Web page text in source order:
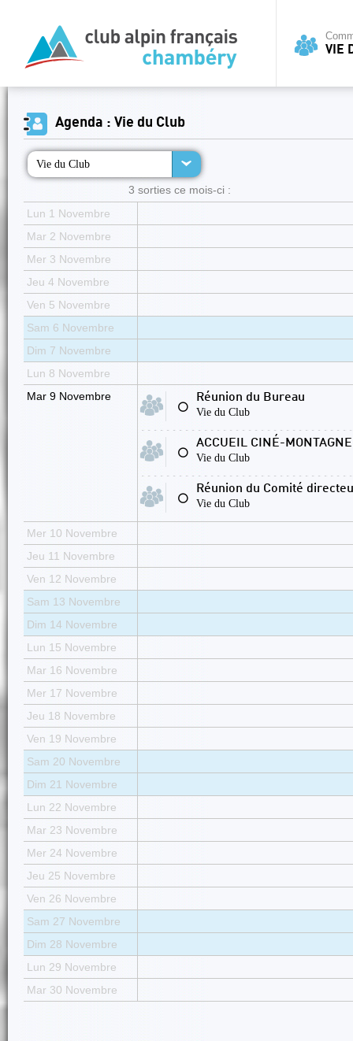
VIE
Agenda : Vie du Club
Vie du Club
3 sorties ce mois-ci :
Lun 1 Novembre
Mar 2 Novembre
Mer 3 Novembre
Jeu 4 Novembre
Ven 5 Novembre
Sam 6 Novembre
Dim 7 Novembre
Lun 8 Novembre
Mar 9 Novembre
⚪
Réunion du Bureau
Vie du Club
⚪
ACCUEIL CINÉ-MONTAGNE
Vie du Club
⚪
Réunion du Comité
Vie du Club
Mer 10 Novembre
Jeu 11 Novembre
Ven 12 Novembre
Sam 13 Novembre
Dim 14 Novembre
Lun 15 Novembre
Mar 16 Novembre
Mer 17 Novembre
Jeu 18 Novembre
Ven 19 Novembre
Sam 20 Novembre
Dim 21 Novembre
Lun 22 Novembre
Mar 23 Novembre
Mer 24 Novembre
Jeu 25 Novembre
Ven 26 Novembre
Sam 27 Novembre
Dim 28 Novembre
Lun 29 Novembre
Mar 30 Novembre